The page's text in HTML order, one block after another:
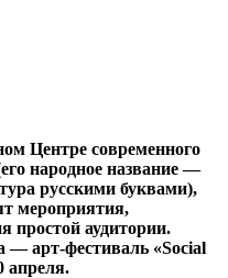
Центре современного
народное название —
русскими буквами),
мероприятия,
простой аудитории.
арт-фестиваль «Social
апреля.